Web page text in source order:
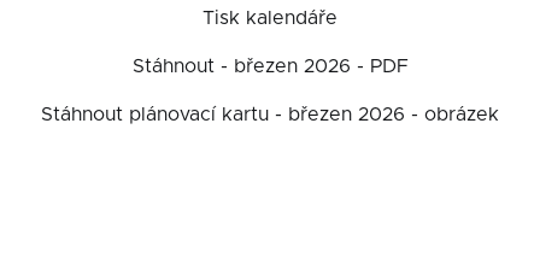
Tisk kalendáře
Stáhnout - březen 2026 - PDF
Stáhnout plánovací kartu - březen 2026 - obrázek